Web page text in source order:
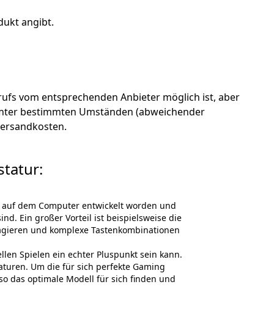
angibt.
vom entsprechenden Anbieter möglich ist, aber
bestimmten Umständen (abweichender
dem Computer entwickelt worden und
Ein großer Vorteil ist beispielsweise die
und komplexe Tastenkombinationen
Spielen ein echter Pluspunkt sein kann.
Um die für sich perfekte Gaming
das optimale Modell für sich finden und